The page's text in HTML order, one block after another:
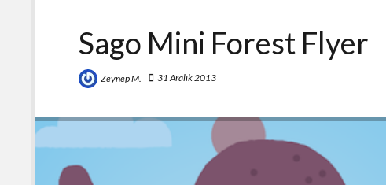
Sago Mini Forest Flyer
Zeynep M. 31 Aralık 2013